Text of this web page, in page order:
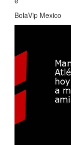
BolaVip Mexico